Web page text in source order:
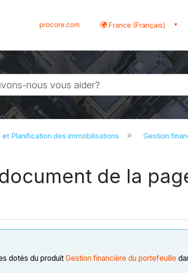
procore.com France (Français)
Planification des immobilisations Gestion
de la
dotés du produit Gestion financière du portefeuille